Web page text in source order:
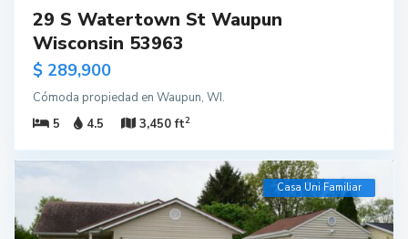
29 S Watertown St Waupun
Wisconsin 53963
$ 289,900
Cómoda propiedad en Waupun, WI.
5
4.5 3,450 ft2
Casa Uni Familiar